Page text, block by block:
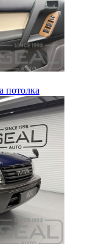
потолка